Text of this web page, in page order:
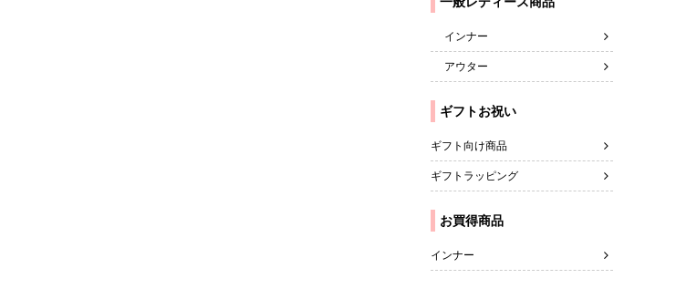
インナー
アウター
ギフトお祝い
ギフト向け商品
ギフトラッピング
お買得商品
インナー